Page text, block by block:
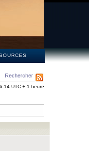
Rechercher
UTC + 1 heure